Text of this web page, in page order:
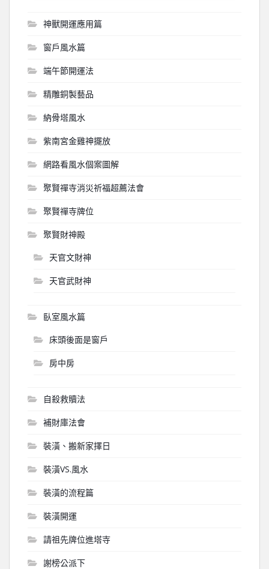
神獸開運應用篇
窗戶風水篇
端午節開運法
精雕銅製藝品
納骨塔風水
紫南宮金雞神擺放
網路看風水個案圖解
聚賢禪寺消災祈福超薦法會
聚賢禪寺牌位
聚賢財神殿
天官文財神
天官武財神
臥室風水篇
床頭後面是窗戶
房中房
自殺救贖法
補財庫法會
裝潢、搬新家擇日
裝潢VS.風水
裝潢的流程篇
裝潢開運
請祖先牌位進塔寺
謝榜公派下